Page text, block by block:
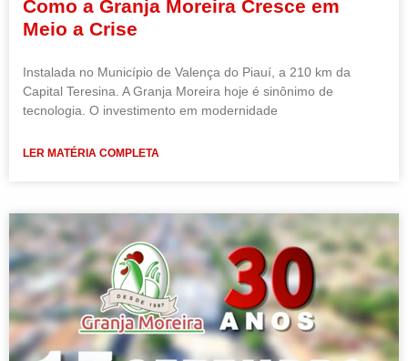
Como a Granja Moreira Cresce em
Meio a Crise
Instalada no Município de Valença do Piauí, a 210 km da
Capital Teresina. A Granja Moreira hoje é sinônimo de
tecnologia. O investimento em modernidade
LER MATÉRIA COMPLETA